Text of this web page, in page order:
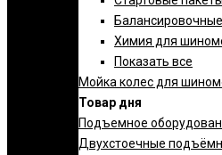
Балансировочные
Химия для
Показать все
Мойка колес для
Товар дня
Подъемное
Двухстоечные